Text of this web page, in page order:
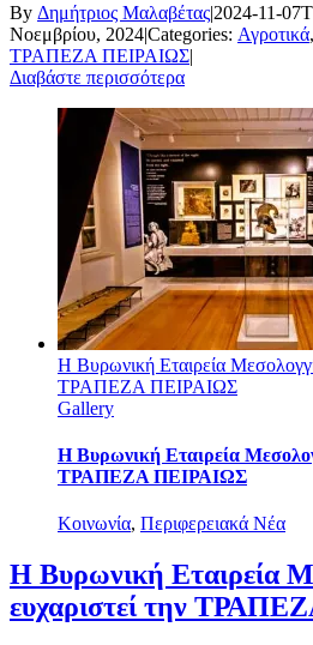
By Δημήτριος Μαλαβέτας|2024-11-
Νοεμβρίου, 2024|Categories: Αγροτικά,
ΤΡΑΠΕΖΑ ΠΕΙΡΑΙΩΣ|
Διαβάστε περισσότερα
Η Βυρωνική Εταιρεία
ΤΡΑΠΕΖΑ ΠΕΙΡΑΙΩΣ
Gallery
Η Βυρωνική Εταιρεία
ΤΡΑΠΕΖΑ ΠΕΙΡΑΙΩΣ
Κοινωνία, Περιφερειακά Νέα
Η Βυρωνική Εταιρεία
ευχαριστεί την